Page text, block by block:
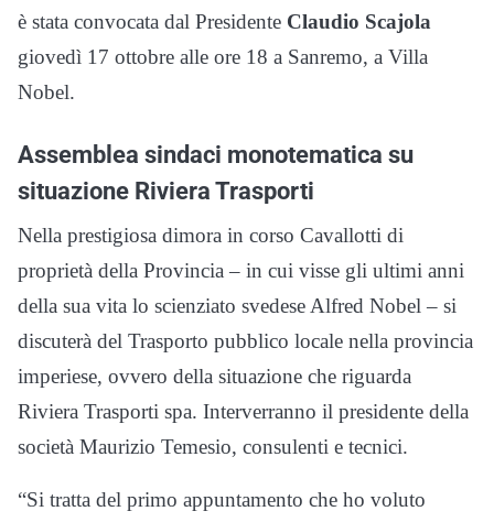
è stata convocata dal Presidente Claudio Scajola
giovedì 17 ottobre alle ore 18 a Sanremo, a Villa
Nobel.
Assemblea sindaci monotematica su
situazione Riviera Trasporti
Nella prestigiosa dimora in corso Cavallotti di
proprietà della Provincia – in cui visse gli ultimi anni
della sua vita lo scienziato svedese Alfred Nobel – si
discuterà del Trasporto pubblico locale nella provincia
imperiese, ovvero della situazione che riguarda
Riviera Trasporti spa. Interverranno il presidente della
società Maurizio Temesio, consulenti e tecnici.
“Si tratta del primo appuntamento che ho voluto